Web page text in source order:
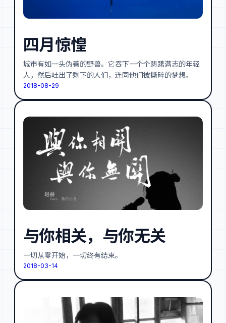
四月惊惶
城市有如一头伪善的野兽。它吞下一个个踌躇满志的年轻
人，然后吐出了剩下的人们，连同他们被撕碎的梦想。
2018-08-29
与你相关，与你无关
一切从零开始，一切终有结束。
2018-03-14